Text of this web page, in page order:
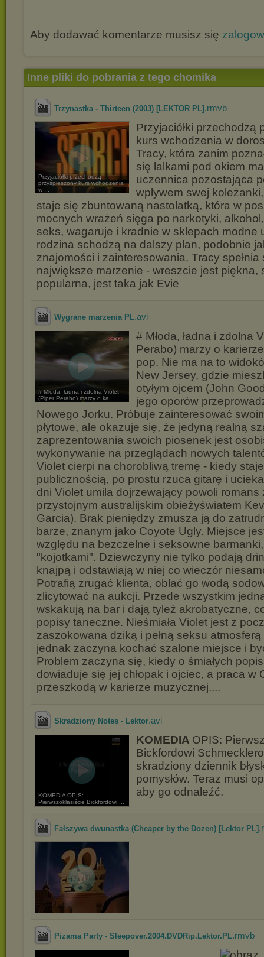
Aby dodawać komentarze musisz się
Inne pliki do pobrania z tego chomika
Trzynastka - Thirteen (2003) [LEKTOR PL] .rmvb
Przyjaciółki przechodzą
przyśpieszony kurs wchodzenia
w ...
Przyjaciółki przechodzą
kurs wchodzenia w
Tracy, która zanim
się lalkami pod okiem
uczennica pozostająca
wpływem swej
staje się zbuntowaną nastolatką, która w
mocnych wrażeń sięga po narkotyki,
seks, wagaruje i kradnie w sklepach modne
rodzina schodzą na dalszy plan, podobnie
znajomości i zainteresowania. Tracy spełnia
największe marzenie - wreszcie jest piękna,
popularna, jest taka jak Evie
Wygrane marzenia PL.avi
# Młoda, ładna i zdolna Violet
(Piper Perabo) marzy o ka ...
# Młoda, ładna i zdolna
Perabo) marzy o
pop. Nie ma na to
New Jersey, gdzie
otyłym ojcem (John
jego oporów
Nowego Jorku. Próbuje zainteresować
płytowe, ale okazuje się, że jedyną realną
zaprezentowania swoich piosenek jest
wykonywanie na przeglądach nowych
Violet cierpi na chorobliwą tremę - kiedy
publicznością, po prostu rzuca gitarę i
dni Violet umila dojrzewający powoli romans
przystojnym australijskim obieżyświatem
Garcia). Brak pieniędzy zmusza ją do
barze, znanym jako Coyote Ugly. Miejsce
względu na bezczelne i seksowne
"kojotkami". Dziewczyny nie tylko podają
knajpą i odstawiają w niej co wieczór
Potrafią zrugać klienta, oblać go wodą
zlicytować na aukcji. Przede wszystkim
wskakują na bar i dają tyleż akrobatyczne,
popisy taneczne. Nieśmiała Violet jest z
zaszokowana dziką i pełną seksu
jednak zaczyna kochać szalone miejsce i
Problem zaczyna się, kiedy o śmiałych
dowiaduje się jej chłopak i ojciec, a praca w
przeszkodą w karierze muzycznej....
Skradziony Notes - Lektor.avi
KOMEDIA OPIS:
Pierwszoklasiście Bickfordowi ...
KOMEDIA OPIS:
Bickfordowi
skradziony dziennik
pomysłów. Teraz musi
aby go odnaleźć.
Fałszywa dwunastka (Cheaper by the Dozen) [Lektor PL]
Pizama Party - Sleepover.2004.DVDRip.Lektor.PL.rmvb